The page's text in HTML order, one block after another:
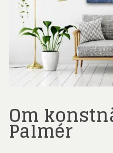
Om
Palmér